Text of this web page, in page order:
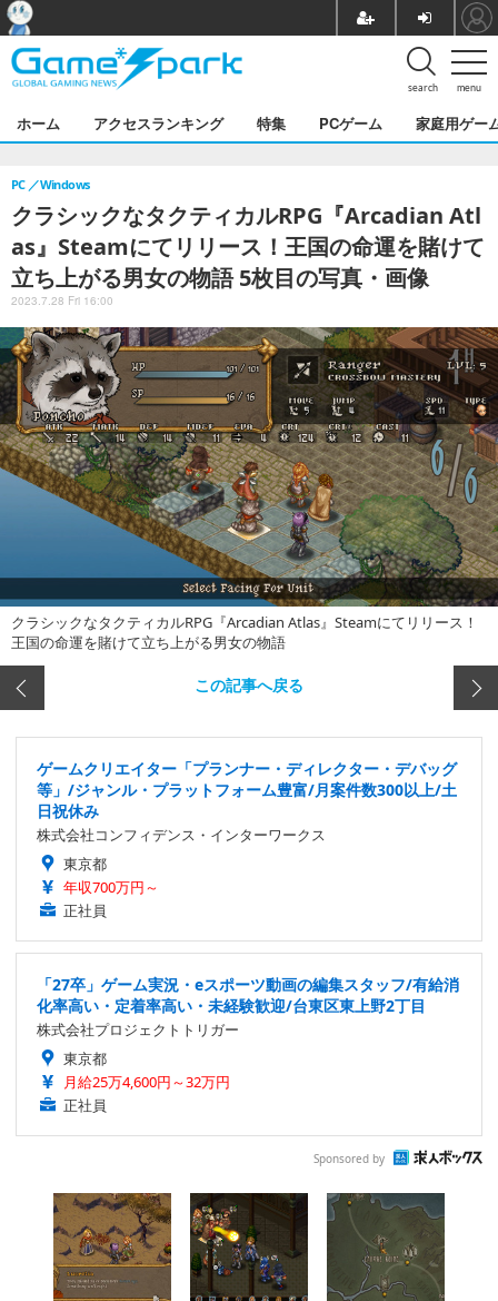
menu
search
ホーム アクセスランキング 特集 PCゲーム 家庭用ゲー
クラシックなタクティカルRPG『Arcadian Atl
as』Steamにてリリース！王国の命運を賭けて
立ち上がる男女の物語 5枚目の写真・画像
PC Windows
2023.7.28 Fri 16:00
クラシックなタクティカルRPG『Arcadian Atlas』Steamにてリリース！
王国の命運を賭けて立ち上がる男女の物語
この記事へ戻る
ゲームクリエイター「プランナー・ディレクター・デバッグ
等」/ジャンル・プラットフォーム豊富/月案件数300以上/土
日祝休み
株式会社コンフィデンス・インターワークス
東京都
年収700万円～
正社員
「27卒」ゲーム実況・eスポーツ動画の編集スタッフ/有給消
化率高い・定着率高い・未経験歓迎/台東区東上野2丁目
株式会社プロジェクトトリガー
東京都
月給25万4,600円～32万円
正社員
Sponsored by